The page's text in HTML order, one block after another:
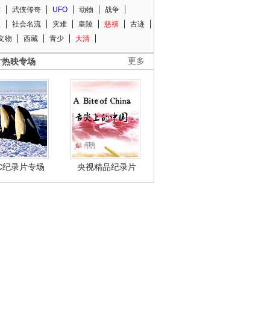
武侠传奇 UFO 动物
战争
社会名流 灾难 皇陵 慈禧
古迹
物
西藏 青少 大清
更多
映专场
纪录片专场 央视精品纪录片